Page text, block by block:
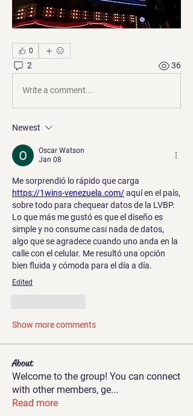
0
2 36
Write a comment...
Newest
Oscar Watson
Jan 08
https://1wins-venezuela.com/ aquí en el país,
sobre todo para chequear datos de la LVBP.
Lo que más me gustó es que el diseño es
simple y no consume casi nada de datos,
algo que se agradece cuando uno anda en la
calle con el celular. Me resultó una opción
bien fluida y cómoda para el día a día.
Edited
Show more comments
About
Welcome to the group! You can connect
with other members, ge...
Read more